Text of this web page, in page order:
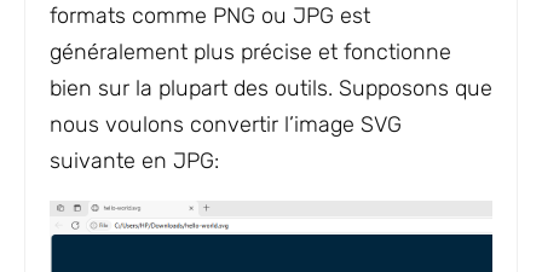
formats comme PNG ou JPG est
généralement plus précise et fonctionne
bien sur la plupart des outils. Supposons que
nous voulons convertir l’image SVG
suivante en JPG: